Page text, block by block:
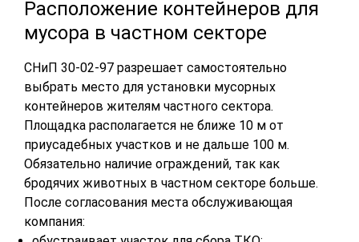
Расположение контейнеров для
мусора в частном секторе
СНиП 30-02-97 разрешает самостоятельно
выбрать место для установки мусорных
контейнеров жителям частного сектора.
Площадка располагается не ближе 10 м от
приусадебных участков и не дальше 100 м.
Обязательно наличие ограждений, так как
бродячих животных в частном секторе больше.
После согласования места обслуживающая
компания: